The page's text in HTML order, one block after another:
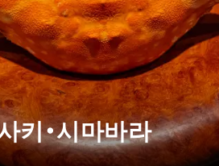
키・시마바라